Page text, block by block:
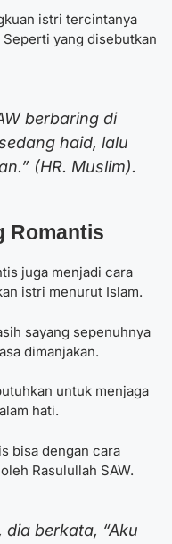
istri tercintanya
yang disebutkan
berbaring di
haid, lalu
(HR. Muslim).
Romantis
juga menjadi cara
istri menurut Islam.
sayang sepenuhnya
dimanjakan.
untuk menjaga
hati.
bisa dengan cara
Rasulullah SAW.
dia berkata, “Aku